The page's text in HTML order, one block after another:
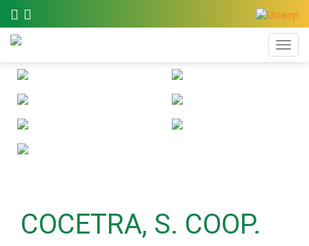
COCETRA, S. COOP.